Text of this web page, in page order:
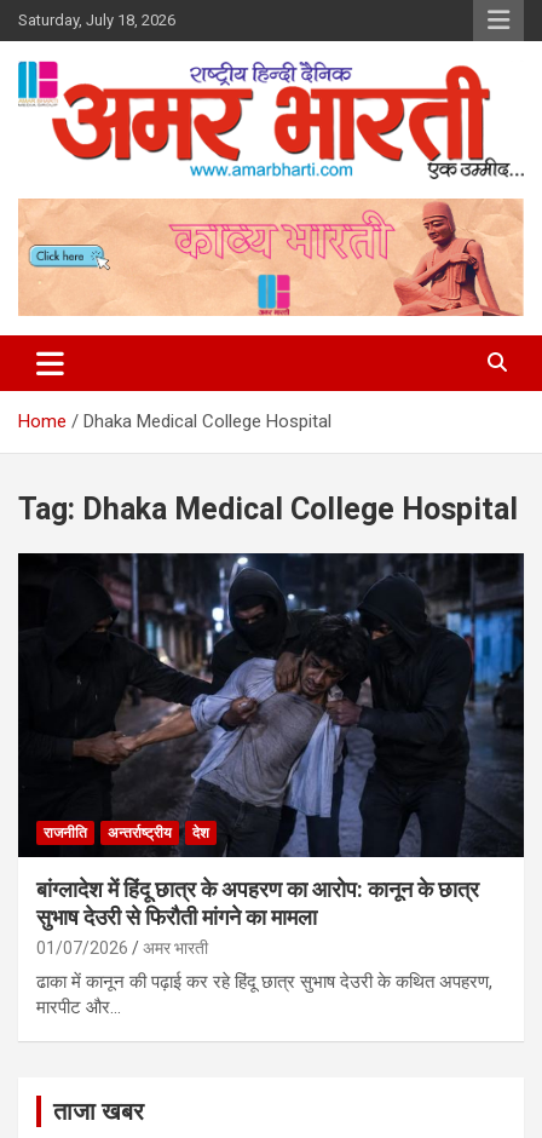
Skip
to
content
Saturday, July 18, 2026
Amar Bharti Media Group
Home Dhaka Medical College Hospital
Tag: Dhaka Medical College Hospital
राजनीति अन्तर्राष्ट्रीय देश
बांग्लादेश में हिंदू छात्र के अपहरण का आरोप: कानून के छात्र
सुभाष देउरी से फिरौती मांगने का मामला
01/07/2026 अमर भारती
ढाका में कानून की पढ़ाई कर रहे हिंदू छात्र सुभाष देउरी के कथित अपहरण,
मारपीट और…
ताजा खबर